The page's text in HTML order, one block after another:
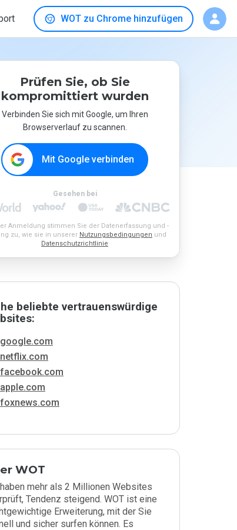
WOT zu Chrome hinzufügen
Prüfen Sie, ob Sie
kompromittiert wurden
Verbinden Sie sich mit Google, um Ihren
Browserverlauf zu scannen.
Mit Google verbinden
Gesehen bei
Anmeldung stimmen Sie der Datenerfassung und -
zu, wie sie in unserer Nutzungsbedingungen und
Datenschutzrichtlinie
beliebte vertrauenswürdige
google.com
netflix.com
facebook.com
apple.com
foxnews.com
WOT
mehr als 2 Millionen Websites
Tendenz steigend. WOT ist eine
Erweiterung, mit der Sie
und sicher surfen können. Es